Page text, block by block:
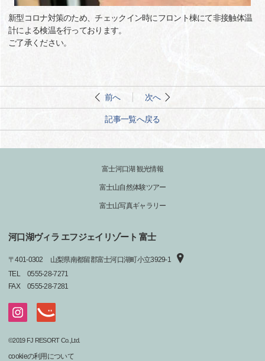
新型コロナ対策のため、チェックイン時にフロント棟にて非接触体温
計による検温を行っております。
ご了承ください。
前へ 次へ
記事一覧へ戻る
富士河口湖 観光情報
富士山自然体験ツアー
富士山写真ギャラリー
河口湖ヴィラ エフジェイリゾート 富士
〒401-0302
山梨県南都留郡富士河口湖町小立3929-1
TEL
0555-28-7271
FAX
0555-28-7281
©2019 FJ RESORT Co.,Ltd.
cookieの利用について